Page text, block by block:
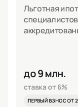
Льготная
до 9 млн.
ставка от 6%
ПЕРВЫЙ ВЗНОС ОТ